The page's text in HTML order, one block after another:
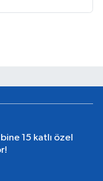
15 katlı özel